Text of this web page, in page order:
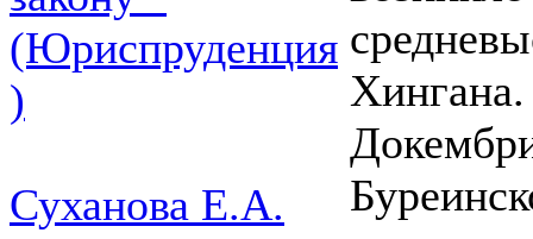
(Юриспруденция
)
Суханова Е.А.
Хингана.